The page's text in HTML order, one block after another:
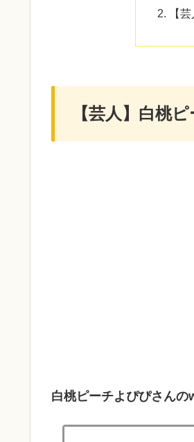
【
【芸人】白桃
白桃ピーチよぴぴさん